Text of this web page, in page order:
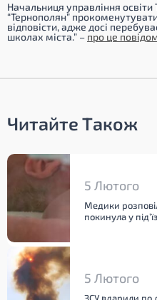
Начальниця управління
“Тернополян”
відповісти, адже досі
школах міста.” – про це
Читайте Також
5 Лютого
Медики
покинула у
5 Лютого